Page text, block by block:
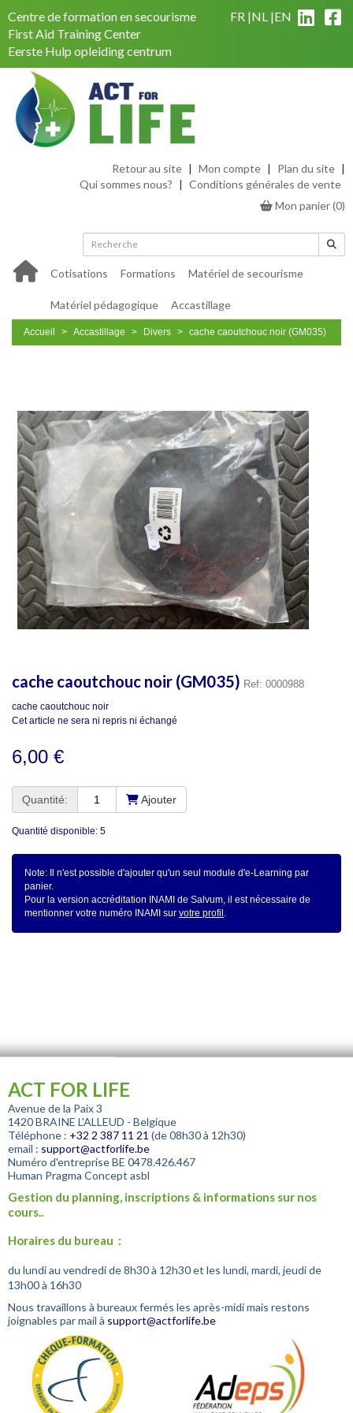
Centre de formation en secourisme
First Aid Training Center
Eerste Hulp opleiding centrum
FR NL EN
Retour au site | Mon compte | Plan du site |
Qui sommes nous? | Conditions générales de vente
Mon panier(0)
Cotisations Formations Matériel de secourisme
Matériel pédagogique Accastillage
Accueil Accastillage Divers cache caoutchouc noir (GM035)
cache caoutchouc noir (GM035) Ref: 0000988
cache caoutchouc noir
Cet article ne sera ni repris ni échangé
6,00 €
Quantité: Ajouter
Quantité disponible: 5
Note: Il n'est possible d'ajouter qu'un seul module d'e-Learning par
panier.
Pour la version accréditation INAMI de Salvum, il est nécessaire de
mentionner votre numéro INAMI sur votre profil
ACT FOR LIFE
Avenue de la Paix 3
1420 BRAINE L'ALLEUD - Belgique
Téléphone : +32 2 387 11 21 (de 08h30 à 12h30)
email : support@actforlife.be
Numéro d'entrepriseBE 0478.426.467
Human Pragma Concept asbl
Gestion du planning, inscriptions & informations sur nos
cours..
Horaires du bureau :
du lundi au vendredi de 8h30 à 12h30 et les lundi, mardi, jeudi de
13h00 à 16h30
Nous travaillons à bureaux fermés les après-midi mais restons
joignables par mail à support@actforlife.be